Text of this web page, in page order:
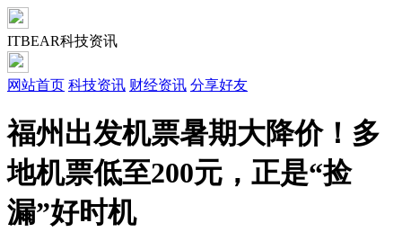
ITBEAR科技资讯
网站首页 科技资讯 财经资讯 分享好友
福州出发机票暑期大降价！多
地机票低至200元，正是“捡
漏”好时机